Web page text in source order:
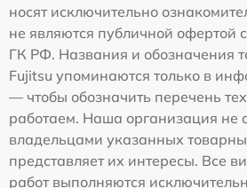
носят исключительно
не являются публичной офертой
ГК РФ. Названия и обозначения
Fujitsu упоминаются только в
— чтобы обозначить перечень
работаем. Наша организация
владельцами указанных
представляет их интересы. Все
работ выполняются